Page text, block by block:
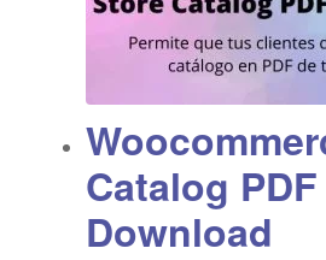
Catalog PDF
Download